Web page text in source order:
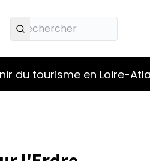
du tourisme en Loire-